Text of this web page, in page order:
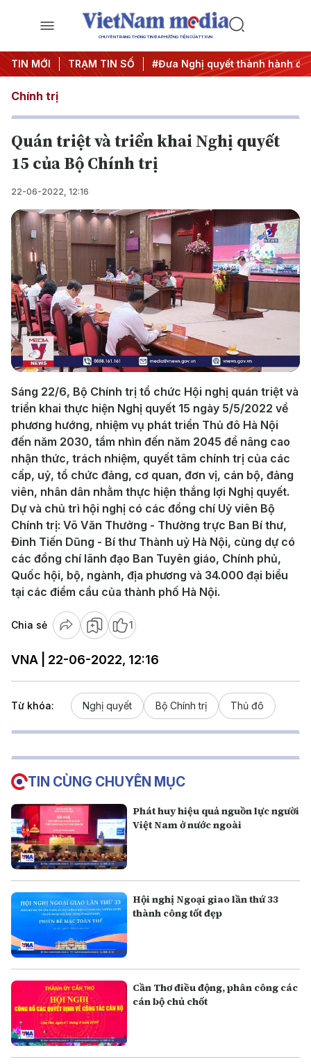
CHUYÊN TRANG THÔNG TIN ĐA PHƯƠNG TIỆN CỦA TTXVN
TIN MỚI TRẠM TIN SỐ
3 #APEC 2027 #Đưa Nghị quyết thành hành động
Chính trị
Quán triệt và triển khai Nghị quyết
15 của Bộ Chính trị
22-06-2022, 12:16
Play
Video
Sáng 22/6, Bộ Chính trị tổ chức Hội nghị quán triệt và
triển khai thực hiện Nghị quyết 15 ngày 5/5/2022 về
phương hướng, nhiệm vụ phát triển Thủ đô Hà Nội
đến năm 2030, tầm nhìn đến năm 2045 để nâng cao
nhận thức, trách nhiệm, quyết tâm chính trị của các
cấp, uỷ, tổ chức đảng, cơ quan, đơn vị, cán bộ, đảng
viên, nhân dân nhằm thực hiện thắng lợi Nghị quyết.
Dự và chủ trì hội nghị có các đồng chí Uỷ viên Bộ
Chính trị: Võ Văn Thưởng - Thường trực Ban Bí thư,
Đinh Tiến Dũng - Bí thư Thành uỷ Hà Nội, cùng dự có
các đồng chí lãnh đạo Ban Tuyên giáo, Chính phủ,
Quốc hội, bộ, ngành, địa phương và 34.000 đại biểu
tại các điểm cầu của thành phố Hà Nội.
Chia sẻ 1
VNA | 22-06-2022, 12:16
Từ khóa: Nghị quyết Bộ Chính trị Thủ đô
TIN CÙNG CHUYÊN MỤC
Phát huy hiệu quả nguồn lực người
Việt Nam ở nước ngoài
Hội nghị Ngoại giao lần thứ 33
thành công tốt đẹp
Cần Thơ điều động, phân công các
cán bộ chủ chốt